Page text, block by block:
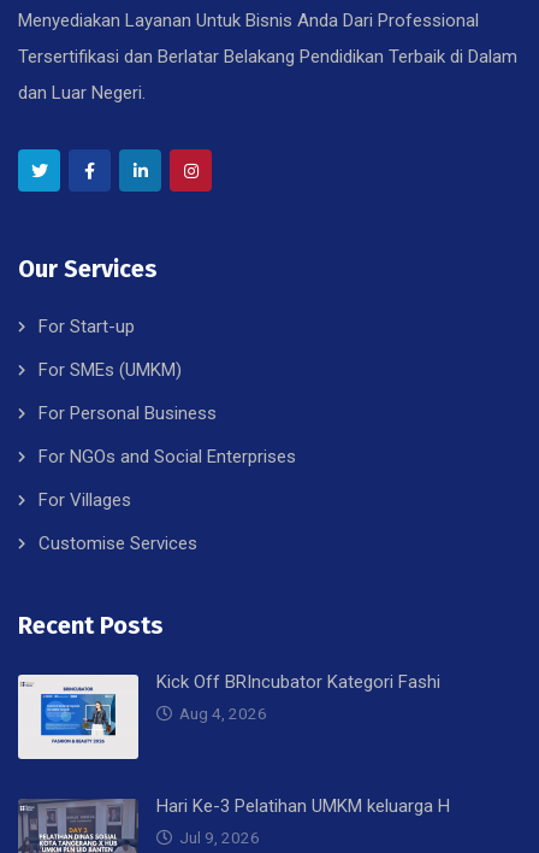
Menyediakan Layanan Untuk Bisnis Anda Dari Professional
Tersertifikasi dan Berlatar Belakang Pendidikan Terbaik di Dalam
dan Luar Negeri.
Our Services
For Start-up
For SMEs (UMKM)
For Personal Business
For NGOs and Social Enterprises
For Villages
Customise Services
Recent Posts
Kick Off BRIncubator Kategori Fashi
Aug 4, 2026
Hari Ke-3 Pelatihan UMKM keluarga H
Jul 9, 2026